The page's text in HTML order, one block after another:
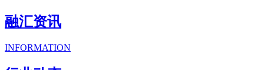
融汇资讯
INFORMATION